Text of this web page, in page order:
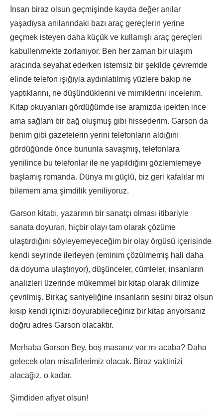
İnsan biraz olsun geçmişinde kayda değer anılar
yaşadıysa anılarındaki bazı araç gereçlerin yerine
geçmek isteyen daha küçük ve kullanışlı araç gereçleri
kabullenmekte zorlanıyor. Ben her zaman bir ulaşım
aracında seyahat ederken istemsiz bir şekilde çevremde
elinde telefon ışığıyla aydınlatılmış yüzlere bakıp ne
yaptıklarını, ne düşündüklerini ve mimiklerini incelerim.
Kitap okuyanları gördüğümde ise aramızda ipekten ince
ama sağlam bir bağ oluşmuş gibi hissederim. Garson da
benim gibi gazetelerin yerini telefonların aldığını
gördüğünde önce bununla savaşmış, telefonlara
yenilince bu telefonlar ile ne yapıldığını gözlemlemeye
başlamış romanda. Dünya mı güçlü, biz geri kafalılar mı
bilemem ama şimdilik yeniliyoruz.
Garson kitabı, yazarının bir sanatçı olması itibariyle
sanata doyuran, hiçbir olayı tam olarak çözüme
ulaştırdığını söyleyemeyeceğim bir olay örgüsü içerisinde
kendi seyrinde ilerleyen (eminim çözülmemiş hali daha
da doyuma ulaştırıyor), düşünceler, cümleler, insanların
analizleri üzerinde mükemmel bir kitap olarak dilimize
çevrilmiş. Birkaç saniyeliğine insanların sesini biraz olsun
kısıp kendi içinizi doyurabileceğiniz bir kitap arıyorsanız
doğru adres Garson olacaktır.
Merhaba Garson Bey, boş masanız var mı acaba? Daha
gelecek olan misafirlerimiz olacak. Biraz vaktinizi
alacağız, o kadar.
Şimdiden afiyet olsun!